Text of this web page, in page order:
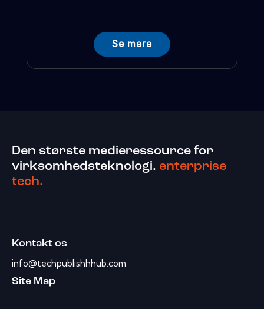
Se mere
Den største medieressource for
virksomhedsteknologi. enterprise
tech.
Kontakt os
info@techpublishhhub.com
Site Map